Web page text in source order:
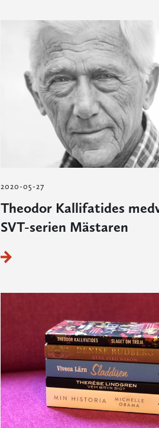
2020-05-27
Theodor Kallifatides
SVT-serien Mästaren